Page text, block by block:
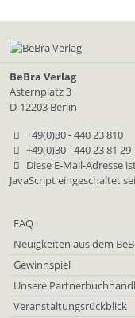
BeBra Verlag
Asternplatz 3
D-12203 Berlin
+49(0)30 - 440 23 810
+49(0)30 - 440 23 81 29
Diese E-Mail-Adresse
JavaScript eingeschaltet
FAQ
Neuigkeiten aus dem
Gewinnspiel
Unsere
Veranstaltungsrückblick